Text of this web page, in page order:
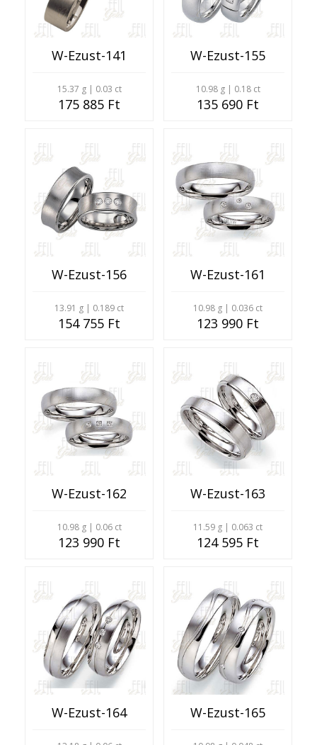
W-Ezust-141
15.37 g | 0.03 ct
175 885 Ft
W-Ezust-155
10.98 g | 0.18 ct
135 690 Ft
W-Ezust-156
13.91 g | 0.189 ct
154 755 Ft
W-Ezust-161
10.98 g | 0.036 ct
123 990 Ft
W-Ezust-162
10.98 g | 0.06 ct
123 990 Ft
W-Ezust-163
11.59 g | 0.063 ct
124 595 Ft
W-Ezust-164 W-Ezust-165